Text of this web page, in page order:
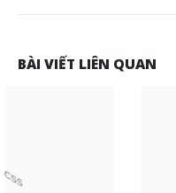
BÀI VIẾT LIÊN QUAN